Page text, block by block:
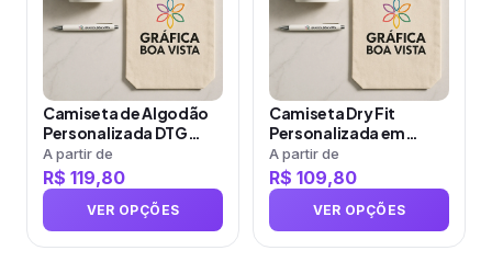
Camiseta de Algodão
Personalizada DTG
Masculina com
Estampa Grande
A partir de
R$ 119,80
VER OPÇÕES
várias
opções
podem
ser
escolhidas
página
Camiseta Dry Fit
Personalizada em
Sublimação Feminina
com Estampa Grande
(Fre…
A partir de
R$ 109,80
VER OPÇÕES
várias
opções
podem
ser
escolhidas
página